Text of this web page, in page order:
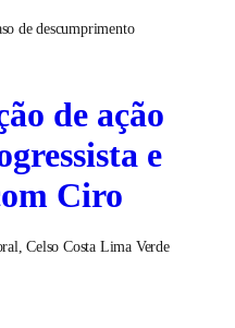
de descumprimento
de ação
e
Ciro
Celso Costa Lima Verde